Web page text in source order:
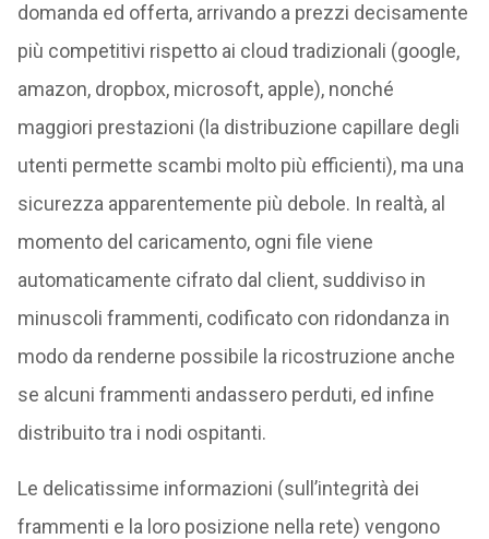
domanda ed offerta, arrivando a prezzi decisamente
più competitivi rispetto ai cloud tradizionali (google,
amazon, dropbox, microsoft, apple), nonché
maggiori prestazioni (la distribuzione capillare degli
utenti permette scambi molto più efficienti), ma una
sicurezza apparentemente più debole. In realtà, al
momento del caricamento, ogni file viene
automaticamente cifrato dal client, suddiviso in
minuscoli frammenti, codificato con ridondanza in
modo da renderne possibile la ricostruzione anche
se alcuni frammenti andassero perduti, ed infine
distribuito tra i nodi ospitanti.
Le delicatissime informazioni (sull’integrità dei
frammenti e la loro posizione nella rete) vengono